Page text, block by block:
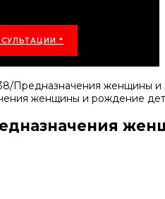
*
Предназначения женщины